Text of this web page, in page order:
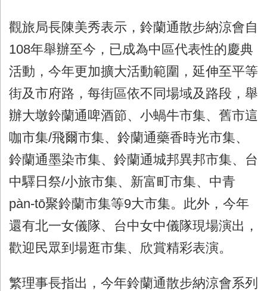
觀旅局長陳美秀表示，鈴蘭通散步納涼會自
108年舉辦至今，已成為中區代表性的慶典
活動，今年更加擴大活動範圍，延伸至平等
街及市府路，每街區依不同場域及路段，舉
辦大墩鈴蘭通啤酒節、小蝸牛市集、舊市這
咖市集/飛爾市集、鈴蘭通藥香時光市集、
鈴蘭通墨染市集、鈴蘭通城邦異邦市集、台
中驛日祭/小旅市集、新富町市集、中青
pàn-tō聚鈴蘭市集等9大市集。此外，今年
還有北一女儀隊、台中女中儀隊現場演出，
歡迎民眾到場逛市集、欣賞精彩表演。
繁理事長指出，今年鈴蘭通散步納涼會系列